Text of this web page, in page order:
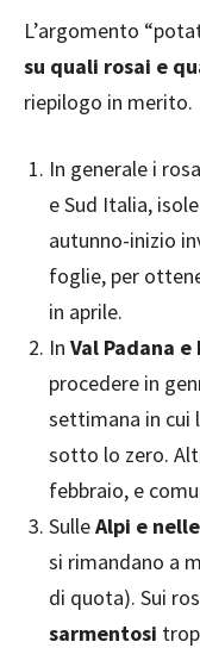
L’argomento
su quali rosai e
riepilogo in merito.
In generale i
e Sud Italia,
autunno-inizio
foglie, per
in aprile.
In Val Padana e
procedere in
settimana in cui
sotto lo zero.
febbraio, e
SulleAlpi e
si rimandano a
di quota). Sui
sarmentosi